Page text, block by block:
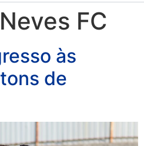
Neves FC
às
de